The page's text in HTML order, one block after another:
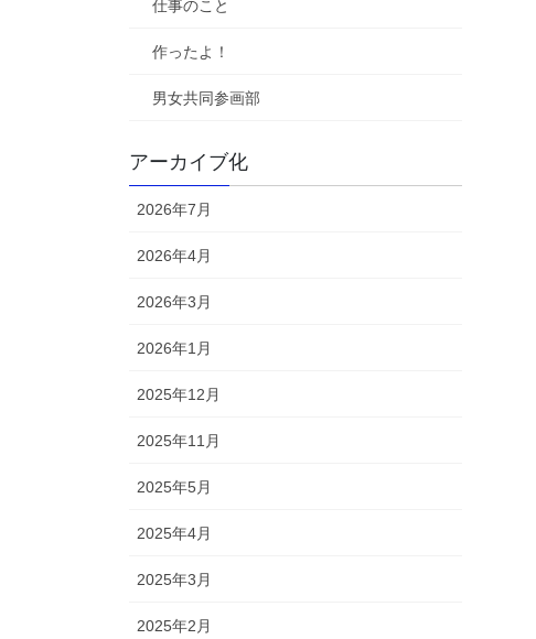
仕事のこと
作ったよ！
男女共同参画部
アーカイブ化
2026年7月
2026年4月
2026年3月
2026年1月
2025年12月
2025年11月
2025年5月
2025年4月
2025年3月
2025年2月